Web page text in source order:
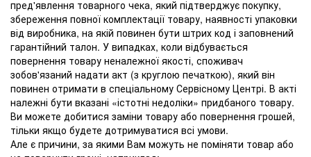
пред'явлення товарного чека, який підтверджує покупку,
збереження повної комплектації товару, наявності упаковки
від виробника, на якій повинен бути штрих код і заповнений
гарантійний талон. У випадках, коли відбувається
повернення товару неналежної якості, споживач
зобов'язаний надати акт (з круглою печаткою), який він
повинен отримати в спеціальному Сервісному Центрі. В акті
належні бути вказані «істотні недоліки» придбаного товару.
Ви можете добитися заміни товару або повернення грошей,
тільки якщо будете дотримуватися всі умови.
Але є причини, за якими Вам можуть не поміняти товар або